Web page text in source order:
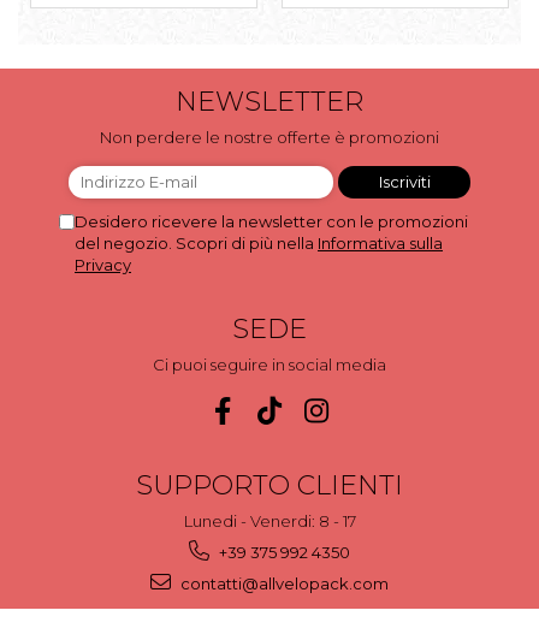
NEWSLETTER
Non perdere le nostre offerte è promozioni
Desidero ricevere la newsletter con le promozioni
del negozio. Scopri di più nella Informativa sulla
Privacy
SEDE
Ci puoi seguire in social media
SUPPORTO CLIENTI
Lunedi - Venerdi: 8 - 17
+39 375 992 4350
contatti@allvelopack.com